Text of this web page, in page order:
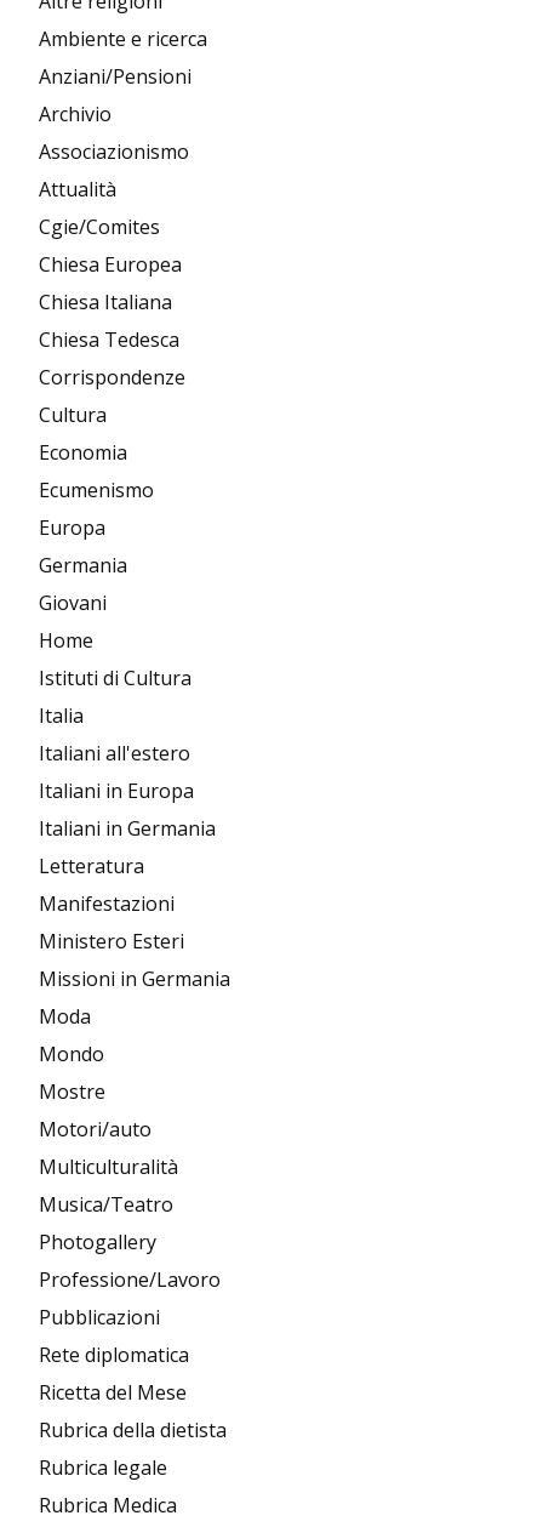
Ambiente e ricerca
Anziani/Pensioni
Archivio
Associazionismo
Attualità
Cgie/Comites
Chiesa Europea
Chiesa Italiana
Chiesa Tedesca
Corrispondenze
Cultura
Economia
Ecumenismo
Europa
Germania
Giovani
Home
Istituti di Cultura
Italia
Italiani all'estero
Italiani in Europa
Italiani in Germania
Letteratura
Manifestazioni
Ministero Esteri
Missioni in Germania
Moda
Mondo
Mostre
Motori/auto
Multiculturalità
Musica/Teatro
Photogallery
Professione/Lavoro
Pubblicazioni
Rete diplomatica
Ricetta del Mese
Rubrica della dietista
Rubrica legale
Rubrica Medica